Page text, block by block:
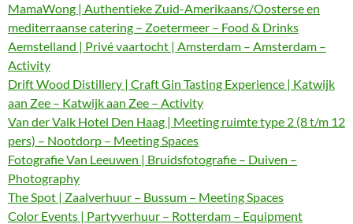
MamaWong | Authentieke Zuid-Amerikaans/Oosterse en
mediterraanse catering – Zoetermeer – Food & Drinks
Aemstelland | Privé vaartocht | Amsterdam – Amsterdam –
Activity
Drift Wood Distillery | Craft Gin Tasting Experience | Katwijk
aan Zee – Katwijk aan Zee – Activity
Van der Valk Hotel Den Haag | Meeting ruimte type 2 (8 t/m 12
pers) – Nootdorp – Meeting Spaces
Fotografie Van Leeuwen | Bruidsfotografie – Duiven –
Photography
The Spot | Zaalverhuur – Bussum – Meeting Spaces
Color Events | Partyverhuur – Rotterdam – Equipment